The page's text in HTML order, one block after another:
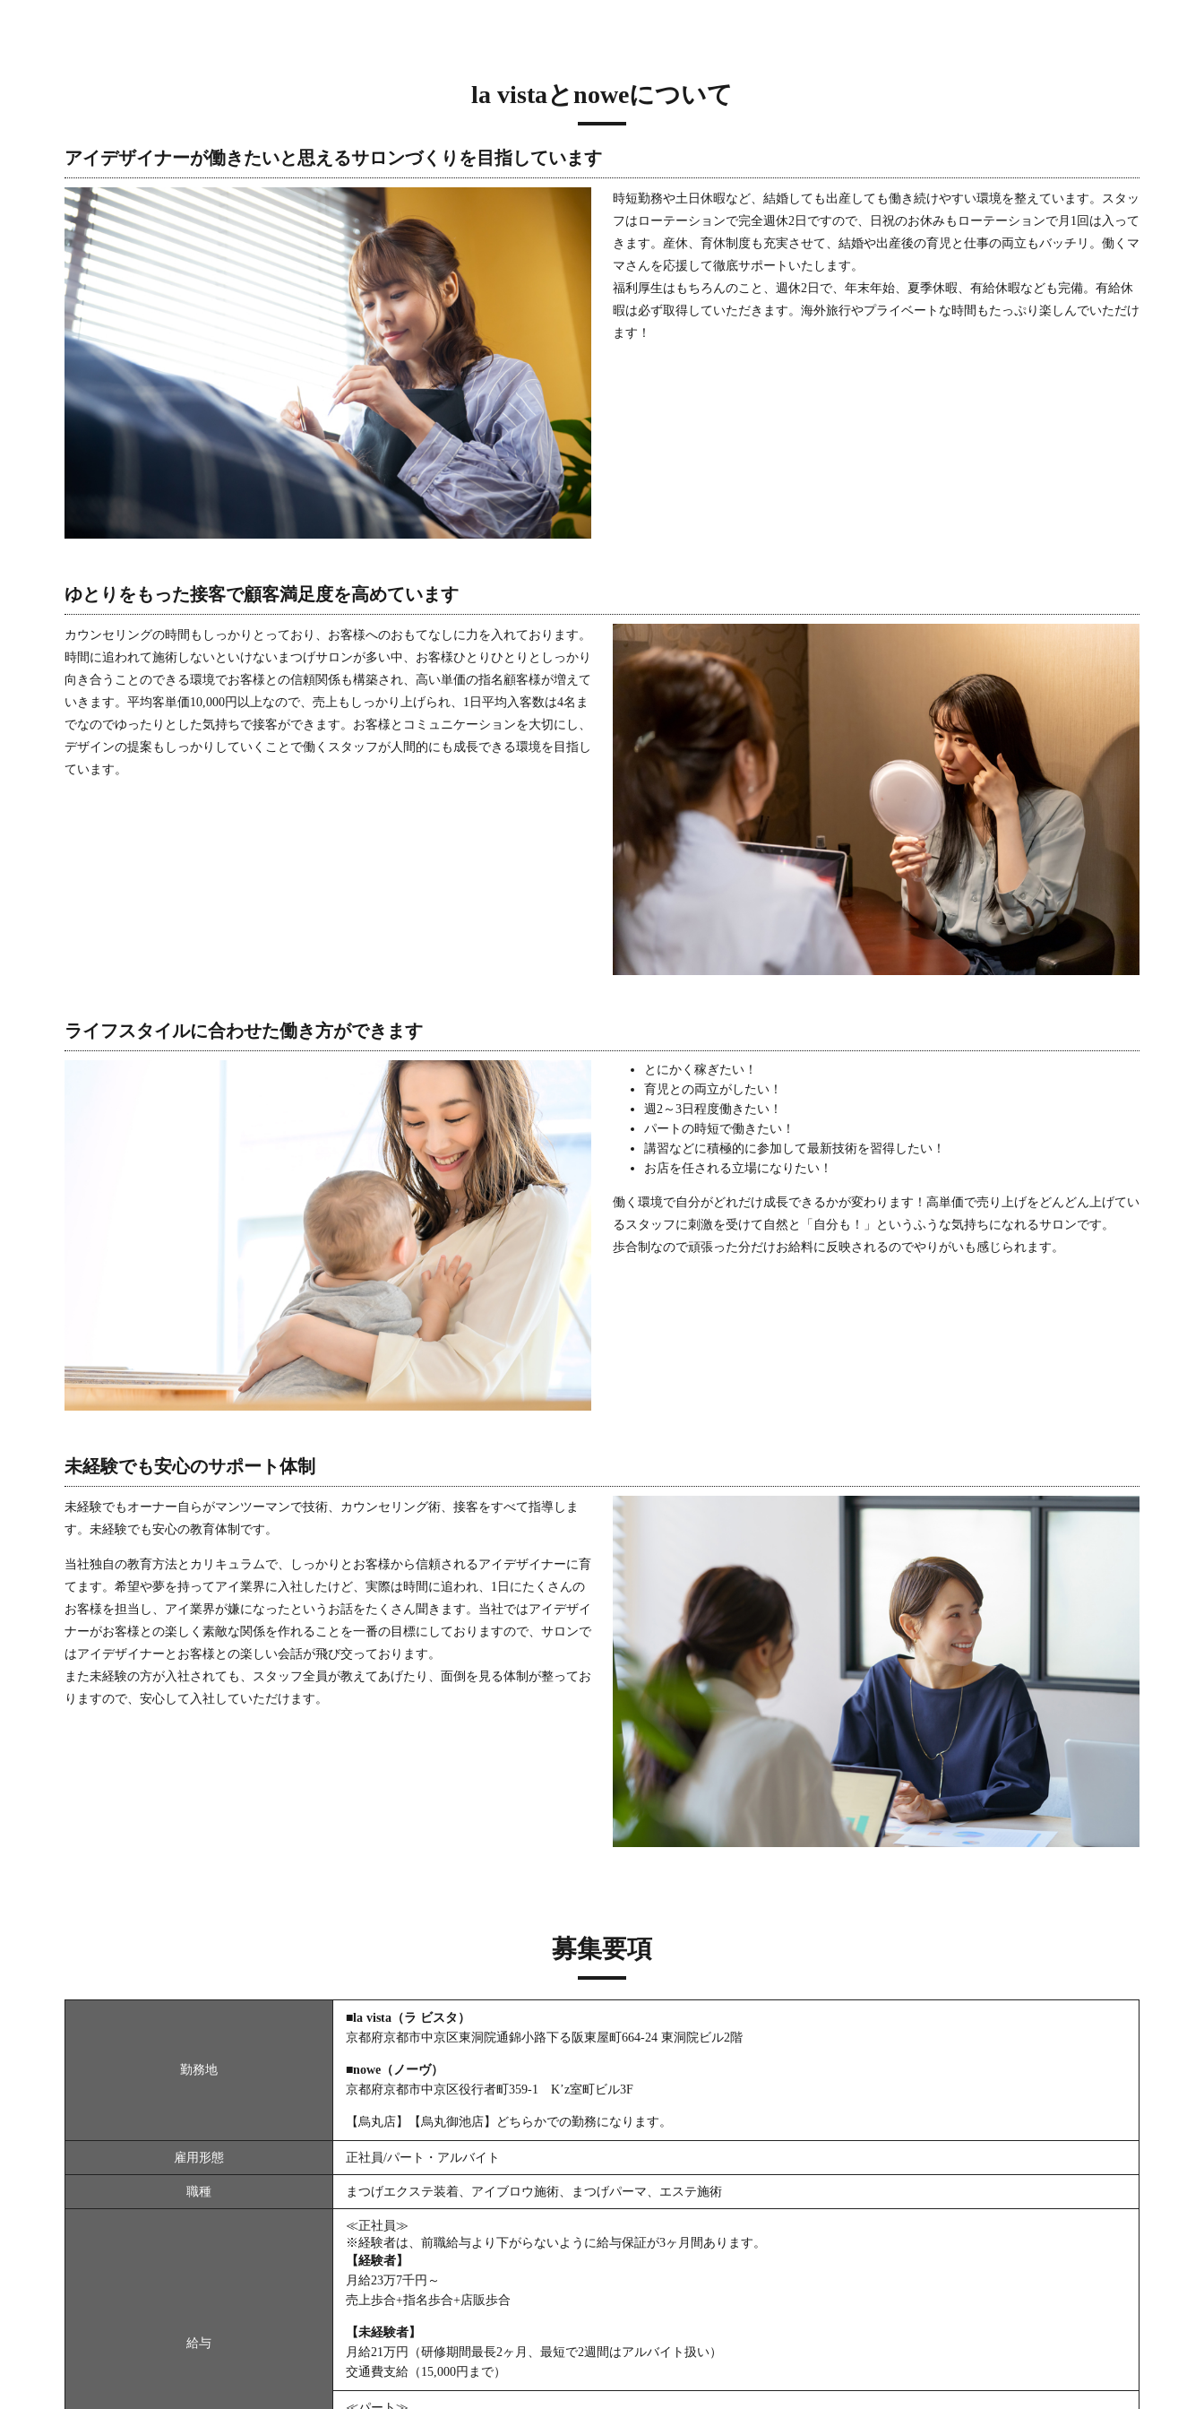
la vistaとnoweについて
アイデザイナーが働きたいと思えるサロンづくりを目指しています
時短勤務や土日休暇など、結婚しても出産しても働き続けやすい環境を整えています。スタッ
フはローテーションで完全週休2日ですので、日祝のお休みもローテーションで月1回は入って
きます。産休、育休制度も充実させて、結婚や出産後の育児と仕事の両立もバッチリ。働くマ
マさんを応援して徹底サポートいたします。
福利厚生はもちろんのこと、週休2日で、年末年始、夏季休暇、有給休暇なども完備。有給休
暇は必ず取得していただきます。海外旅行やプライベートな時間もたっぷり楽しんでいただけ
ます！
ゆとりをもった接客で顧客満足度を高めています
カウンセリングの時間もしっかりとっており、お客様へのおもてなしに力を入れております。
時間に追われて施術しないといけないまつげサロンが多い中、お客様ひとりひとりとしっかり
向き合うことのできる環境でお客様との信頼関係も構築され、高い単価の指名顧客様が増えて
いきます。平均客単価10,000円以上なので、売上もしっかり上げられ、1日平均入客数は4名ま
でなのでゆったりとした気持ちで接客ができます。お客様とコミュニケーションを大切にし、
デザインの提案もしっかりしていくことで働くスタッフが人間的にも成長できる環境を目指し
ています。
ライフスタイルに合わせた働き方ができます
とにかく稼ぎたい！
育児との両立がしたい！
週2～3日程度働きたい！
パートの時短で働きたい！
講習などに積極的に参加して最新技術を習得したい！
お店を任される立場になりたい！
働く環境で自分がどれだけ成長できるかが変わります！高単価で売り上げをどんどん上げてい
るスタッフに刺激を受けて自然と「自分も！」というふうな気持ちになれるサロンです。
歩合制なので頑張った分だけお給料に反映されるのでやりがいも感じられます。
未経験でも安心のサポート体制
未経験でもオーナー自らがマンツーマンで技術、カウンセリング術、接客をすべて指導しま
す。未経験でも安心の教育体制です。
当社独自の教育方法とカリキュラムで、しっかりとお客様から信頼されるアイデザイナーに育
てます。希望や夢を持ってアイ業界に入社したけど、実際は時間に追われ、1日にたくさんの
お客様を担当し、アイ業界が嫌になったというお話をたくさん聞きます。当社ではアイデザイ
ナーがお客様との楽しく素敵な関係を作れることを一番の目標にしておりますので、サロンで
はアイデザイナーとお客様との楽しい会話が飛び交っております。
また未経験の方が入社されても、スタッフ全員が教えてあげたり、面倒を見る体制が整ってお
りますので、安心して入社していただけます。
募集要項
勤務地
■la vista（ラ ビスタ）
京都府京都市中京区東洞院通錦小路下る阪東屋町664-24 東洞院ビル2階
■nowe（ノーヴ）
京都府京都市中京区役行者町359-1 K’z室町ビル3F
【烏丸店】【烏丸御池店】どちらかでの勤務になります。
雇用形態 正社員/パート・アルバイト
職種 まつげエクステ装着、アイブロウ施術、まつげパーマ、エステ施術
給与
≪正社員≫
※経験者は、前職給与より下がらないように給与保証が3ヶ月間あります。
【経験者】
月給23万7千円～
売上歩合+指名歩合+店販歩合
【未経験者】
月給21万円（研修期間最長2ヶ月、最短で2週間はアルバイト扱い）
交通費支給（15,000円まで）